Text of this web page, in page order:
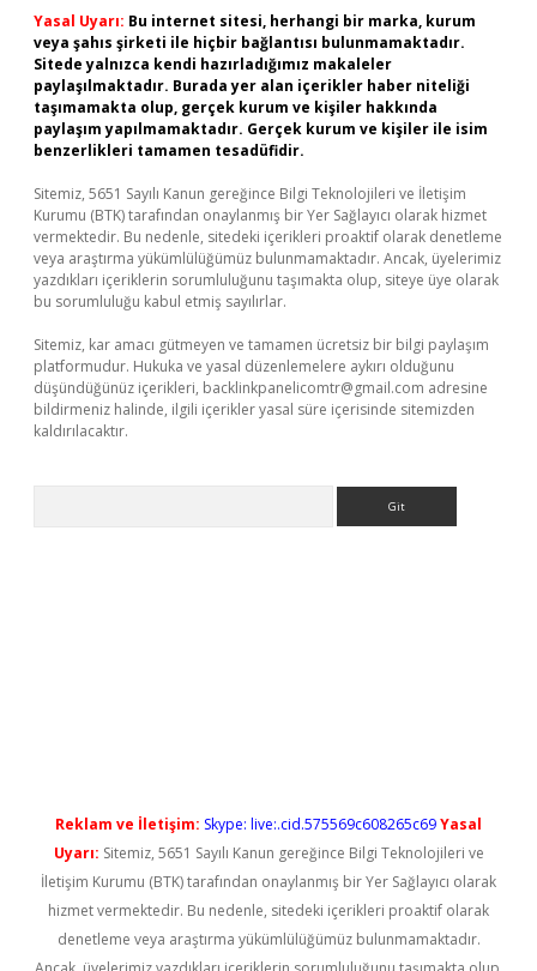
Yasal Uyarı: Bu internet sitesi, herhangi bir marka, kurum
veya şahıs şirketi ile hiçbir bağlantısı bulunmamaktadır.
Sitede yalnızca kendi hazırladığımız makaleler
paylaşılmaktadır. Burada yer alan içerikler haber niteliği
taşımamakta olup, gerçek kurum ve kişiler hakkında
paylaşım yapılmamaktadır. Gerçek kurum ve kişiler ile isim
benzerlikleri tamamen tesadüfidir.
Sitemiz, 5651 Sayılı Kanun gereğince Bilgi Teknolojileri ve İletişim
Kurumu (BTK) tarafından onaylanmış bir Yer Sağlayıcı olarak hizmet
vermektedir. Bu nedenle, sitedeki içerikleri proaktif olarak denetleme
veya araştırma yükümlülüğümüz bulunmamaktadır. Ancak, üyelerimiz
yazdıkları içeriklerin sorumluluğunu taşımakta olup, siteye üye olarak
bu sorumluluğu kabul etmiş sayılırlar.
Sitemiz, kar amacı gütmeyen ve tamamen ücretsiz bir bilgi paylaşım
platformudur. Hukuka ve yasal düzenlemelere aykırı olduğunu
düşündüğünüz içerikleri, backlinkpanelicomtr@gmail.com adresine
bildirmeniz halinde, ilgili içerikler yasal süre içerisinde sitemizden
kaldırılacaktır.
Reklam ve İletişim: Skype: live:.cid.575569c608265c69Yasal
Uyarı: Sitemiz, 5651 Sayılı Kanun gereğince Bilgi Teknolojileri ve
İletişim Kurumu (BTK) tarafından onaylanmış bir Yer Sağlayıcı olarak
hizmet vermektedir. Bu nedenle, sitedeki içerikleri proaktif olarak
denetleme veya araştırma yükümlülüğümüz bulunmamaktadır.